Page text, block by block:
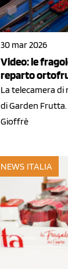
30 mar 2026
Video: le
reparto
La telecamera
di Garden
Gioffrè
NEWS ITALIA